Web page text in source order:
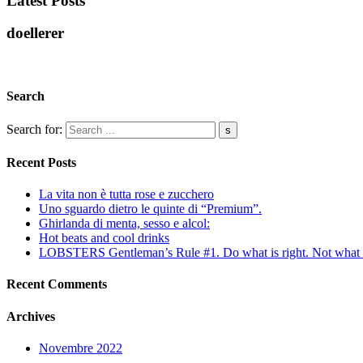
doellerer
Search
Search for:
Recent Posts
La vita non è tutta rose e zucchero
Uno sguardo dietro le quinte di “Premium”.
Ghirlanda di menta, sesso e alcol:
Hot beats and cool drinks
LOBSTERS Gentleman’s Rule #1. Do what is right. Not what
Recent Comments
Archives
Novembre 2022